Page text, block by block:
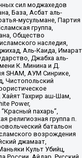
сил моджахедов
База, Асбат аль-
мусульмане, Партия
группа,
Общество
наследия,
Аль-Каида, Имарат
Джабха аль-
К. Минина и Д.
SHAM, АУМ Синрике,
Чистопольский
Тахрир аш-Шам,
Power,
пахарь”,
религиозная группа п.
батальон
возрождения
джамаат,
Культ Убийц,